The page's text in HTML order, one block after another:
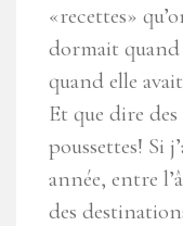
«recettes»
dormait quand
quand elle
Et que dire
poussettes! Si
année, entre
des